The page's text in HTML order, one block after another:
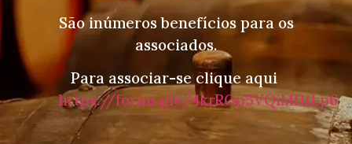
São inúmeros benefícios para os
associados.
Para associar-se clique aqui
https://forms.gle/4krRGp5VQiMf1rLp6